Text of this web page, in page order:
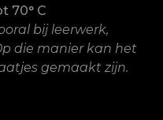
70° C
bij leerwerk,
die manier kan het
gemaakt zijn.